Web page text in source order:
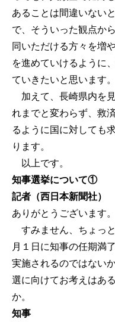
あることは間違いない
で、そういった観点か
同いただける方々を増
を進めていけるように
ていきたいと思います。
加えて、長崎県内を
れまでと変わらず、救
るように国に対しても
ります。
以上です。
知事選挙について①
記者（西日本新聞社）
ありがとうございます。
すみません、ちょっ
月１日に知事の任期満
実施されるのではない
選に向けてお考えはあ
か。
知事